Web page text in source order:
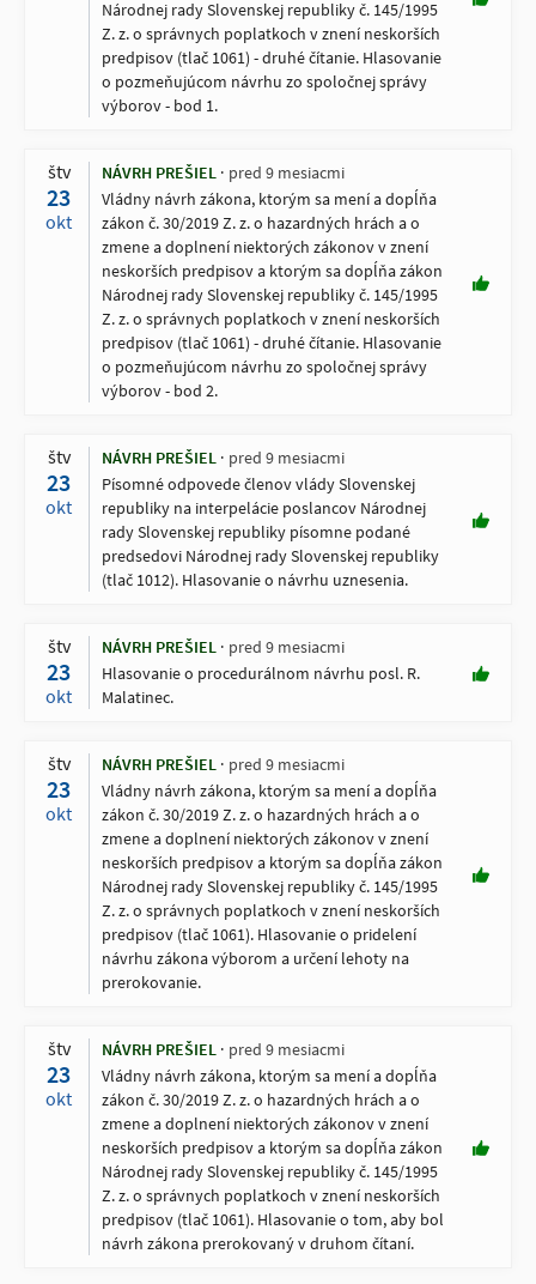
Národnej rady Slovenskej republiky č. 145/1995
Z. z. o správnych poplatkoch v znení neskorších
predpisov (tlač 1061) - druhé čítanie. Hlasovanie
o pozmeňujúcom návrhu zo spoločnej správy
výborov - bod 1.
štv
23
okt
NÁVRH PREŠIEL
pred 9 mesiacmi
Vládny návrh zákona, ktorým sa mení a dopĺňa
zákon č. 30/2019 Z. z. o hazardných hrách a o
zmene a doplnení niektorých zákonov v znení
neskorších predpisov a ktorým sa dopĺňa zákon
Národnej rady Slovenskej republiky č. 145/1995
Z. z. o správnych poplatkoch v znení neskorších
predpisov (tlač 1061) - druhé čítanie. Hlasovanie
o pozmeňujúcom návrhu zo spoločnej správy
výborov - bod 2.
štv
23
okt
NÁVRH PREŠIEL
pred 9 mesiacmi
Písomné odpovede členov vlády Slovenskej
republiky na interpelácie poslancov Národnej
rady Slovenskej republiky písomne podané
predsedovi Národnej rady Slovenskej republiky
(tlač 1012). Hlasovanie o návrhu uznesenia.
štv
23
okt
NÁVRH PREŠIEL
pred 9 mesiacmi
Hlasovanie o procedurálnom návrhu posl. R.
Malatinec.
štv
23
okt
NÁVRH PREŠIEL
pred 9 mesiacmi
Vládny návrh zákona, ktorým sa mení a dopĺňa
zákon č. 30/2019 Z. z. o hazardných hrách a o
zmene a doplnení niektorých zákonov v znení
neskorších predpisov a ktorým sa dopĺňa zákon
Národnej rady Slovenskej republiky č. 145/1995
Z. z. o správnych poplatkoch v znení neskorších
predpisov (tlač 1061). Hlasovanie o pridelení
návrhu zákona výborom a určení lehoty na
prerokovanie.
štv
23
okt
NÁVRH PREŠIEL
pred 9 mesiacmi
Vládny návrh zákona, ktorým sa mení a dopĺňa
zákon č. 30/2019 Z. z. o hazardných hrách a o
zmene a doplnení niektorých zákonov v znení
neskorších predpisov a ktorým sa dopĺňa zákon
Národnej rady Slovenskej republiky č. 145/1995
Z. z. o správnych poplatkoch v znení neskorších
predpisov (tlač 1061). Hlasovanie o tom, aby bol
návrh zákona prerokovaný v druhom čítaní.